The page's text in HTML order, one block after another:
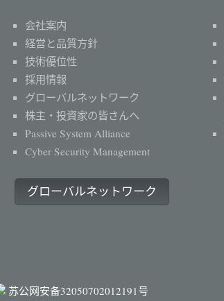
会社案内
経営と品質方針
技術優位性
採用情報
グローバルネットワーク
株主・投資家の皆さんへ
Passive System Alliance
Cyber Security Management
グローバルネットワーク
苏公网安备32050702012191号